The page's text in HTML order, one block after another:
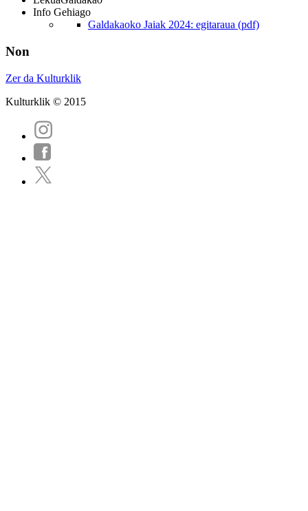
Info Gehiago
Galdakaoko Jaiak 2024: egitaraua (pdf)
Non
Zer da Kulturklik
Kulturklik © 2015